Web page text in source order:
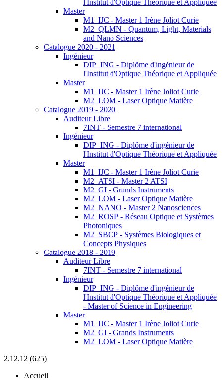
l'Institut d'Optique Théorique et Appliquée
Master
M1_IJC - Master 1 Irène Joliot Curie
M2_QLMN - Quantum, Light, Materials
and Nano Sciences
Catalogue 2020 - 2021
Ingénieur
DIP_ING - Diplôme d'ingénieur de
l'Institut d'Optique Théorique et Appliquée
Master
M1_IJC - Master 1 Irène Joliot Curie
M2_LOM - Laser Optique Matière
Catalogue 2019 - 2020
Auditeur Libre
7INT - Semestre 7 international
Ingénieur
DIP_ING - Diplôme d'ingénieur de
l'Institut d'Optique Théorique et Appliquée
Master
M1_IJC - Master 1 Irène Joliot Curie
M2_ATSI - Master 2 ATSI
M2_GI - Grands Instruments
M2_LOM - Laser Optique Matière
M2_NANO - Master 2 Nanosciences
M2_ROSP - Réseau Optique et Systèmes
Photoniques
M2_SBCP - Systèmes Biologiques et
Concepts Physiques
Catalogue 2018 - 2019
Auditeur Libre
7INT - Semestre 7 international
Ingénieur
DIP_ING - Diplôme d'ingénieur de
l'Institut d'Optique Théorique et Appliquée
- Master of Science in Engineering
Master
M1_IJC - Master 1 Irène Joliot Curie
M2_GI - Grands Instruments
M2_LOM - Laser Optique Matière
2.12.12 (625)
Accueil